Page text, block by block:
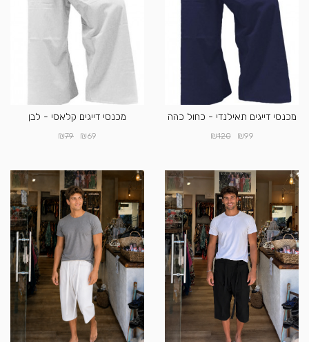
מכנסי דייגים תאילנדי - כחול כהה
₪99
₪120
מכנסי דייגים קלאסי - לבן
₪69
₪79